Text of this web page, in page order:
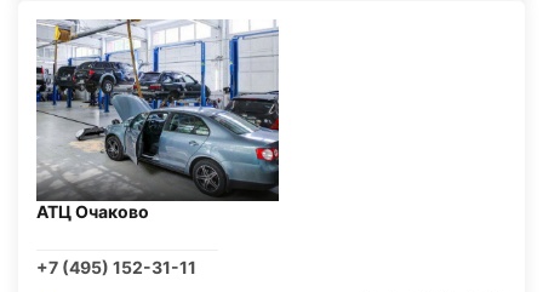
АТЦ Очаково
+7 (495) 152-31-11